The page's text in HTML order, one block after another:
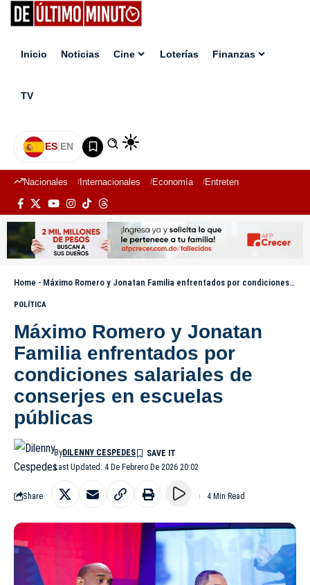
Inicio Noticias Cine Loterías Finanzas
TV
ES|EN
Nacionales Internacionales Economía Entretenimiento
Home - Máximo Romero y Jonatan Familia enfrentados por condiciones salariales de conserjes en escuelas públicas
POLÍTICA
Máximo Romero y Jonatan
Familia enfrentados por
condiciones salariales de
conserjes en escuelas
públicas
Last Updated: 4 De Febrero De 2026 20:02
ByDILENNY CESPEDES
Share 4 Min Read